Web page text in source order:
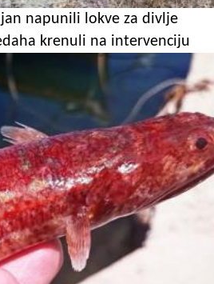
napunili lokve za divlje
krenuli na intervenciju